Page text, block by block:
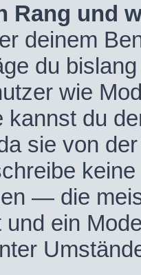
Rang und
deinem
du
wie
kannst du
sie von
— die
ein